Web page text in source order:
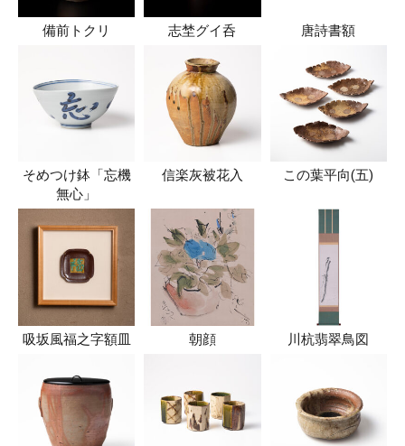
備前トクリ 志埜グイ呑 唐詩書額
そめつけ鉢「忘機
無心」
信楽灰被花入 この葉平向(五)
吸坂風福之字額皿 朝顔 川杭翡翠鳥図